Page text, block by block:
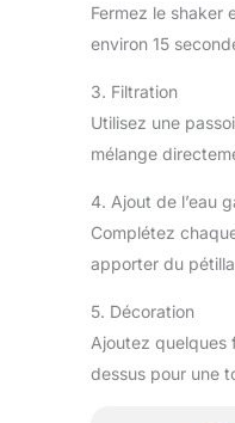
Fermez le shaker
environ 15
3. Filtration
Utilisez une
mélange
4. Ajout de l’eau
Complétez
apporter du
5. Décoration
Ajoutez quelques
dessus pour une